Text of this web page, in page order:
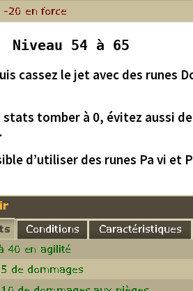
Niveau 54 à 65
cassez le jet avec des runes
stats tomber à 0, évitez aussi
d’utiliser des runes Pa vi et